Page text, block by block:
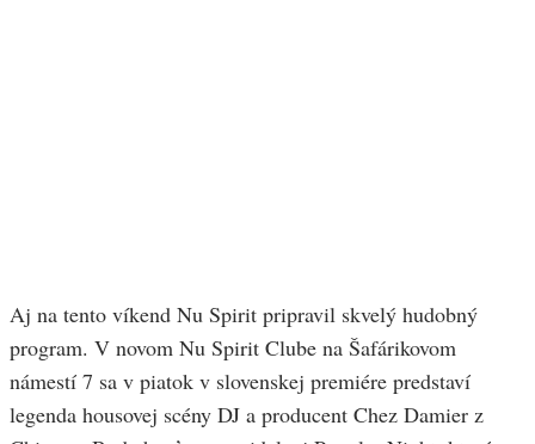
Aj na tento víkend Nu Spirit pripravil skvelý hudobný
program. V novom Nu Spirit Clube na Šafárikovom
námestí 7 sa v piatok v slovenskej premiére predstaví
legenda housovej scény DJ a producent Chez Damier z